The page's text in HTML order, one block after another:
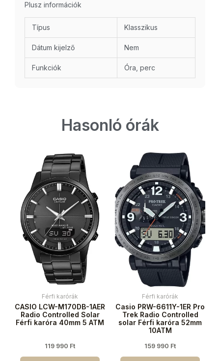
Plusz információk
Típus Klasszikus
Dátum kijelző Nem
Funkciók Óra, perc
Hasonló órák
Férfi karórák
CASIO LCW-M170DB-1AER
Radio Controlled Solar
Férfi karóra 40mm 5 ATM
119 990 Ft
Férfi karórák
Casio PRW-6611Y-1ER Pro
Trek Radio Controlled
solar Férfi karóra 52mm
10ATM
159 990 Ft